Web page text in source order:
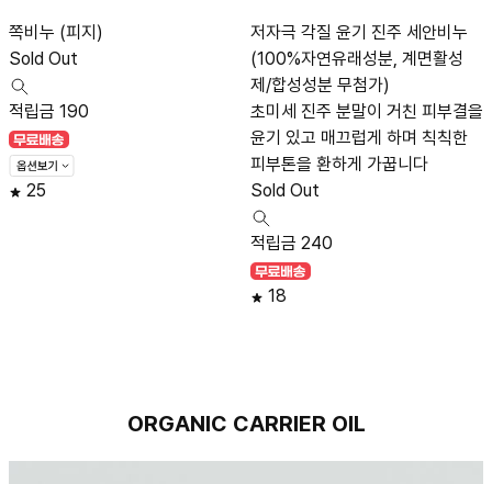
쪽비누 (피지)
Sold Out
적립금 190
25
저자극 각질 윤기 진주 세안비누
(100%자연유래성분, 계면활성
제/합성성분 무첨가)
초미세 진주 분말이 거친 피부결을
윤기 있고 매끄럽게 하며 칙칙한
피부톤을 환하게 가꿉니다
Sold Out
적립금 240
18
ORGANIC CARRIER OIL